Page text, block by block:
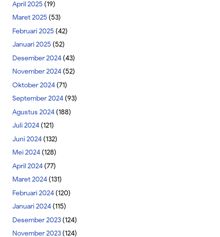
April 2025 (19)
Maret 2025 (53)
Februari 2025 (42)
Januari 2025 (52)
Desember 2024(43)
November 2024(52)
Oktober 2024(71)
September 2024(93)
Agustus 2024(188)
Juli 2024(121)
Juni 2024(132)
Mei 2024(128)
April 2024(77)
Maret 2024(131)
Februari 2024(120)
Januari 2024(115)
Desember 2023(124)
November 2023(124)